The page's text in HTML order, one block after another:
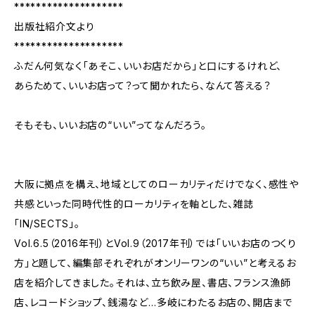
********************
出版社紹介文より
********************
ふだん何気なく「あそこ、いいお店だから」と口にするけれど、
あらためて、いいお店って？って聞かれたら、なんて答える？
そもそも、いいお店の“いい”ってなんだろう。
大阪に拠点を構え、地域としてのローカリティだけでなく、感性や
共感といった同時代性的ローカリティを軸とした、雑誌
「IN/SECTS」。
Vol.6.5（2016年刊）とVol.9（2017年刊）では「いいお店のつくり
方」と題して、編集部それぞれがオンリーワンの“いい”と考えるお
店を紹介してきました。それは、立ち飲み屋、書店、フランス漁師
店、レコードショップ、銭湯など…多岐にわたるお店の、開店まで